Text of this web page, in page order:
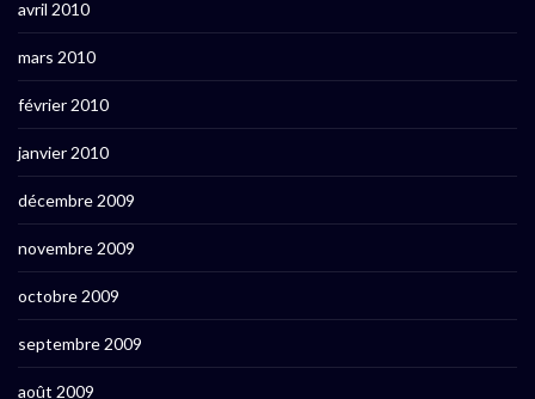
avril 2010
mars 2010
février 2010
janvier 2010
décembre 2009
novembre 2009
octobre 2009
septembre 2009
août 2009